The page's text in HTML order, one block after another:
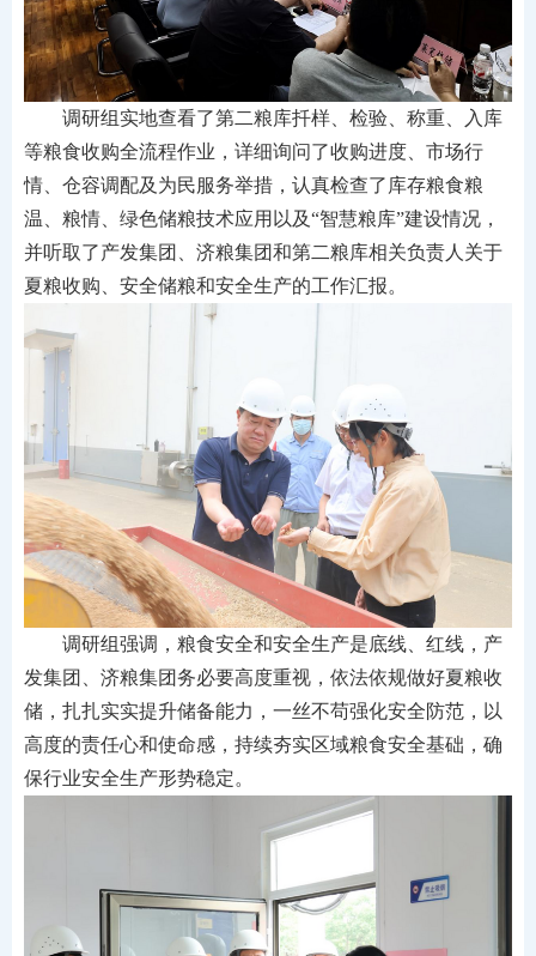
调研组实地查看了第二粮库扦样、检验、称重、入库
等粮食收购全流程作业，详细询问了收购进度、市场行
情、仓容调配及为民服务举措，认真检查了库存粮食粮
温、粮情、绿色储粮技术应用以及“智慧粮库”建设情况，
并听取了产发集团、济粮集团和第二粮库相关负责人关于
夏粮收购、安全储粮和安全生产的工作汇报。
调研组强调，粮食安全和安全生产是底线、红线，产
发集团、济粮集团务必要高度重视，依法依规做好夏粮收
储，扎扎实实提升储备能力，一丝不苟强化安全防范，以
高度的责任心和使命感，持续夯实区域粮食安全基础，确
保行业安全生产形势稳定。